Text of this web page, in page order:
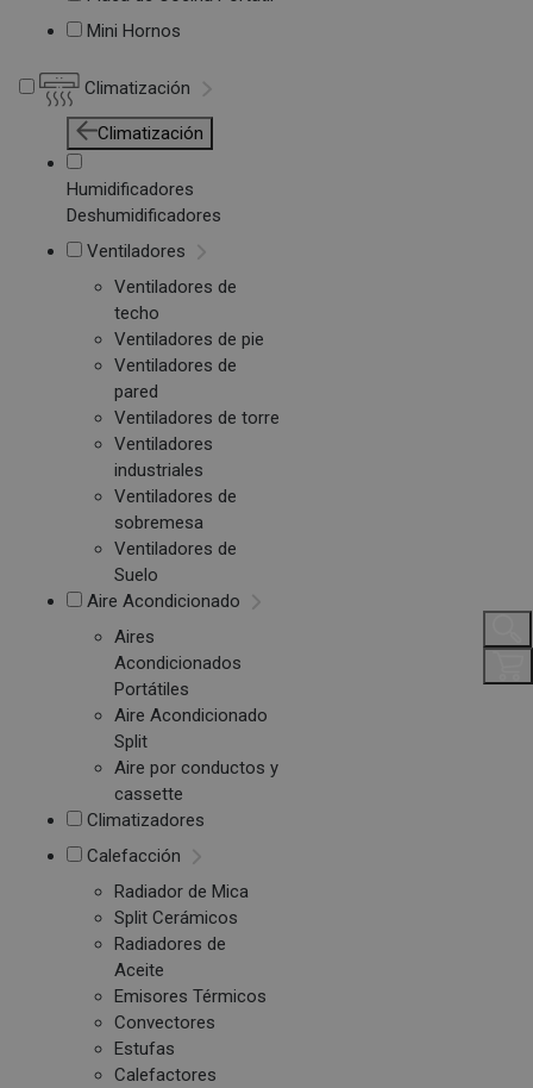
Mini Hornos
Climatización
Climatización
Humidificadores
Deshumidificadores
Ventiladores
Ventiladores de
techo
Ventiladores de pie
Ventiladores de
pared
Ventiladores de torre
Ventiladores
industriales
Ventiladores de
sobremesa
Ventiladores de
Suelo
Aire Acondicionado
Aires
Acondicionados
Portátiles
Aire Acondicionado
Split
Aire por conductos y
cassette
Climatizadores
Calefacción
Radiador de Mica
Split Cerámicos
Radiadores de
Aceite
Emisores Térmicos
Convectores
Estufas
Calefactores